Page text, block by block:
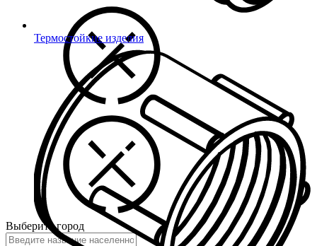
Термостойкие изделия
Выберите город